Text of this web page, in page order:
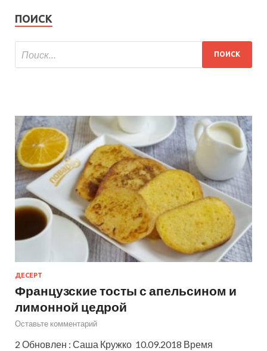
ПОИСК
ДЕСЕРТ
Французские тосты с апельсином и
лимонной цедрой
Оставьте комментарий
2 Обновлен : Саша Кружко 10.09.2018 Время